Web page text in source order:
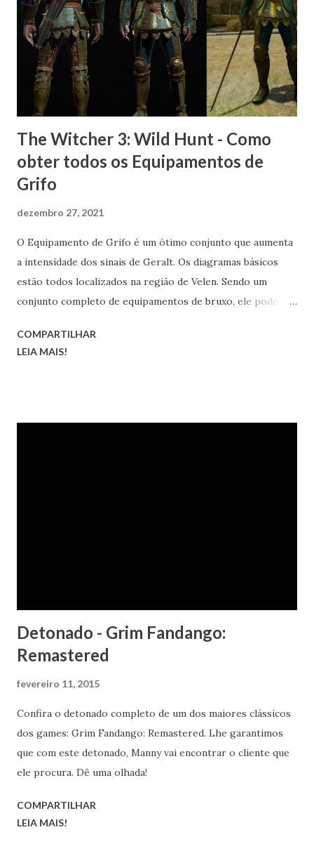
The Witcher 3: Wild Hunt - Como
obter todos os Equipamentos de
Grifo
dezembro 27, 2021
O Equipamento de Grifo é um ótimo conjunto que aumenta
a intensidade dos sinais de Geralt. Os diagramas básicos
estão todos localizados na região de Velen. Sendo um
conjunto completo de equipamentos de bruxo, ele pode ser
e grão-mestre.
COMPARTILHAR
LEIA MAIS!
Detonado - Grim Fandango:
Remastered
fevereiro 11, 2015
Confira o detonado completo de um dos maiores clássicos
dos games: Grim Fandango: Remastered. Lhe garantimos
que com este detonado, Manny vai encontrar o cliente que
ele procura. Dê uma olhada!
COMPARTILHAR
LEIA MAIS!